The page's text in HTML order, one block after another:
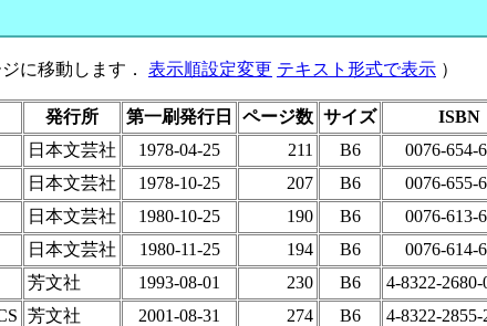
に移動します． 表示順設定変更 テキスト形式で表示 ）
発行所 第一刷発行日 ページ数 サイズ ISBN
日本文芸社 1978-04-25 211 B6 0076-654-
日本文芸社 1978-10-25 207 B6 0076-655-
日本文芸社 1980-10-25 190 B6 0076-613-
日本文芸社 1980-11-25 194 B6 0076-614-
芳文社 1993-08-01 230 B6 4-8322-2680-
芳文社 2001-08-31 274 B6 4-8322-2855-